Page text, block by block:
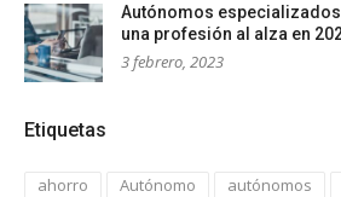
Autónomos
una profesión al alza en
3 febrero, 2023
Etiquetas
ahorro Autónomo autónomos